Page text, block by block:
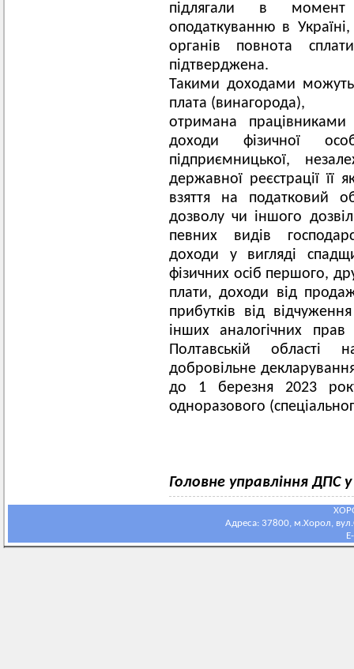
підлягали в момент
оподаткуванню в
органів повнота
підтверджена.
Такими доходами
плата (винагорода),
отримана
доходи фізичної
підприємницької,
державної реєстрації її
взяття на податковий
дозволу чи іншого
певних видів
доходи у вигляді
фізичних осіб першого,
плати, доходи від
прибутків від
інших аналогічних
Полтавській області
добровільне
до 1 березня 2023
одноразового
Головне управління ДПС
Адреса: 37800, м.Хорол,